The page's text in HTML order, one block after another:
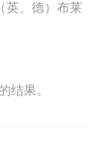
英、德）布莱
结果。